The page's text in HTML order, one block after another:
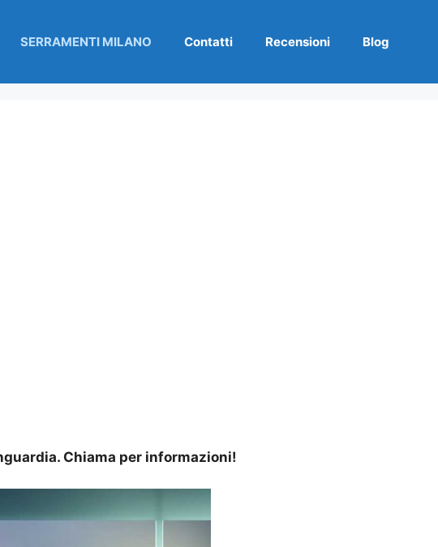
SERRAMENTI MILANO Contatti Recensioni Blog
Chiama per informazioni!